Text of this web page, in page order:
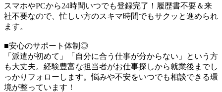
スマホやPCから24時間いつでも登録完了！履歴書不要＆来
社不要なので、忙しい方のスキマ時間でもサクッと進められ
ます。
■安心のサポート体制◎
「派遣が初めて」「自分に合う仕事が分からない」という方
も大丈夫。経験豊富な担当者がお仕事探しから就業後までし
っかりフォローします。悩みや不安をいつでも相談できる環
境が整っています！